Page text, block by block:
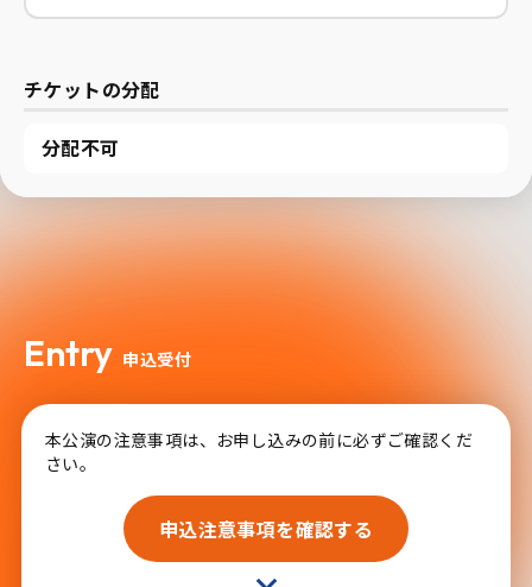
チケットの分配
分配不可
Entry 申込受付
本公演の注意事項は、お申し込みの前に必ずご確認くだ
さい。
申込注意事項を確認する